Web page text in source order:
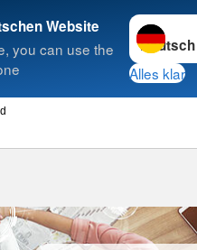
Website
you can use the
Sprache
Alles klar
Suche